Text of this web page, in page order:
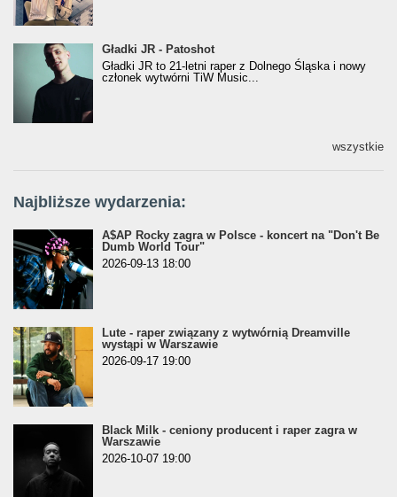
Gładki JR - Patoshot
Gładki JR - Patoshot
Gładki JR to 21-letni raper z Dolnego Śląska i nowy
członek wytwórni TiW Music...
wszystkie
Najbliższe wydarzenia:
A$AP Rocky zagra w Polsce - koncert na "Don't Be
Dumb World Tour"
2026-09-13 18:00
Lute - raper związany z wytwórnią Dreamville
wystąpi w Warszawie
2026-09-17 19:00
Black Milk - ceniony producent i raper zagra w
Warszawie
2026-10-07 19:00